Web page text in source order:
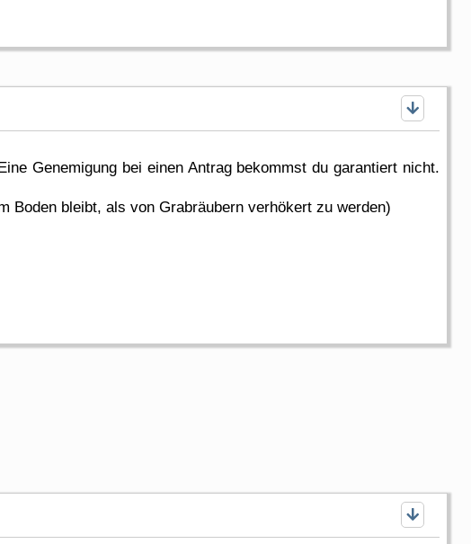
Genemigung bei einen Antrag bekommst du garantiert nicht.
Boden bleibt, als von Grabräubern verhökert zu werden)